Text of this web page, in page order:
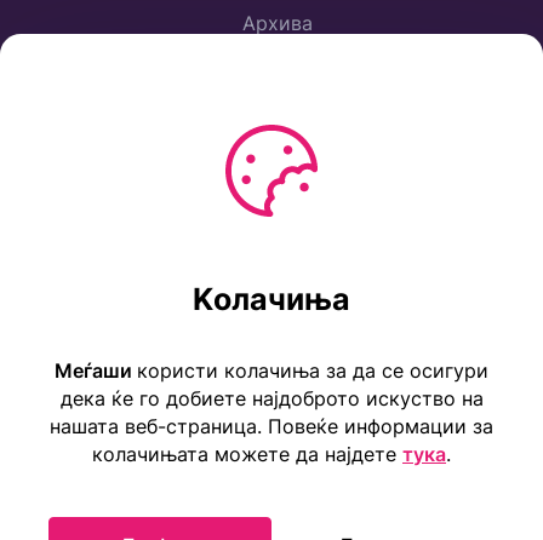
Архива
Тел: ++389 2 2465 316
Kолачиња
Меѓаши користи колачиња за да се осигури
дека ќе го добиете најдоброто искуство на
нашата веб-страница. Повеќе информации за
колачињата можете да најдете тука.